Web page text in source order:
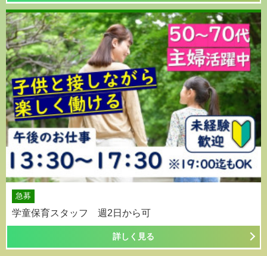
急募
学童保育スタッフ 週2日から可
詳しく見る